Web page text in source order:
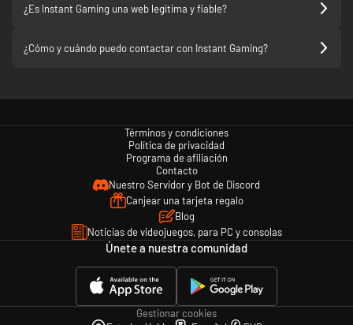
¿Es Instant Gaming una web legítima y fiable?
¿Cómo y cuándo puedo contactar con Instant Gaming?
Términos y condiciones
Política de privacidad
Programa de afiliación
Contacto
Nuestro Servidor y Bot de Discord
Canjear una tarjeta regalo
Blog
Noticias de videojuegos, para PC y consolas
Únete a nuestra comunidad
Gestionar cookies